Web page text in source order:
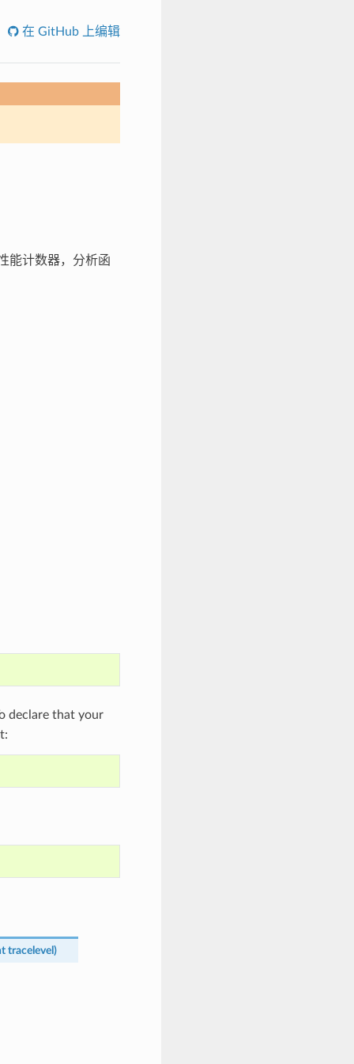
在 GitHub 上编辑
能计数器，分析函
declare that your
tracelevel )